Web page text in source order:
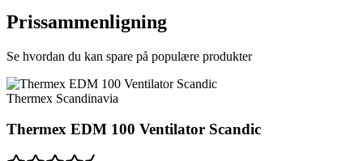
Prissammenligning
Se hvordan du kan spare på populære produkter
Thermex Scandinavia
Thermex EDM 100 Ventilator Scandic